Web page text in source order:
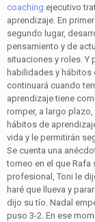
coaching ejecutivo
aprendizaje. En
segundo lugar,
pensamiento y de
situaciones y roles. Y
habilidades y hábitos
continuará cuando
aprendizaje tiene
romper, a largo
hábitos de
vida y le permitirán
Se cuenta una
torneo en el que
profesional, Toni le
haré que llueva y
dijo su tío. Nadal
puso 3-2. En ese